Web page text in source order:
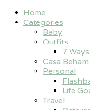
Home
Categories
Baby
Outfits
7
Casa Beham
Personal
Life
Travel